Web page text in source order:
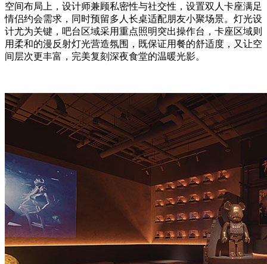
空间布局上，设计师兼顾私密性与社交性，设置双人卡座满足
情侣约会需求，同时预留多人长桌适配朋友小聚场景。灯光设
计尤为关键，吧台区域采用重点照明突出操作台，卡座区域则
用柔和的漫反射灯光营造氛围，既保证用餐的舒适度，又让空
间层次更丰富，完美复刻深夜食堂的温暖光影。